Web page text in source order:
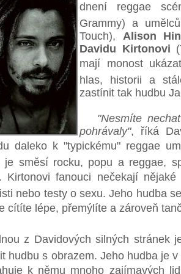
dnení reggae
Grammy) a
Touch), Alison
Davidu Kirtonovi
mají monost
hlas, historii a
zastínit tak hudbu
"Nesmíte
pohrávaly", říká
daleko k "typickému" reggae
je směsí rocku, popu a reggae,
Kirtonovi fanouci nečekají
nebo testy o sexu. Jeho hudba
cítíte lépe, přemýlíte a zároveň
z Davidových silných stránek je
hudbu s obrazem. Jeho hudba je
k němu mnoho zajímavých